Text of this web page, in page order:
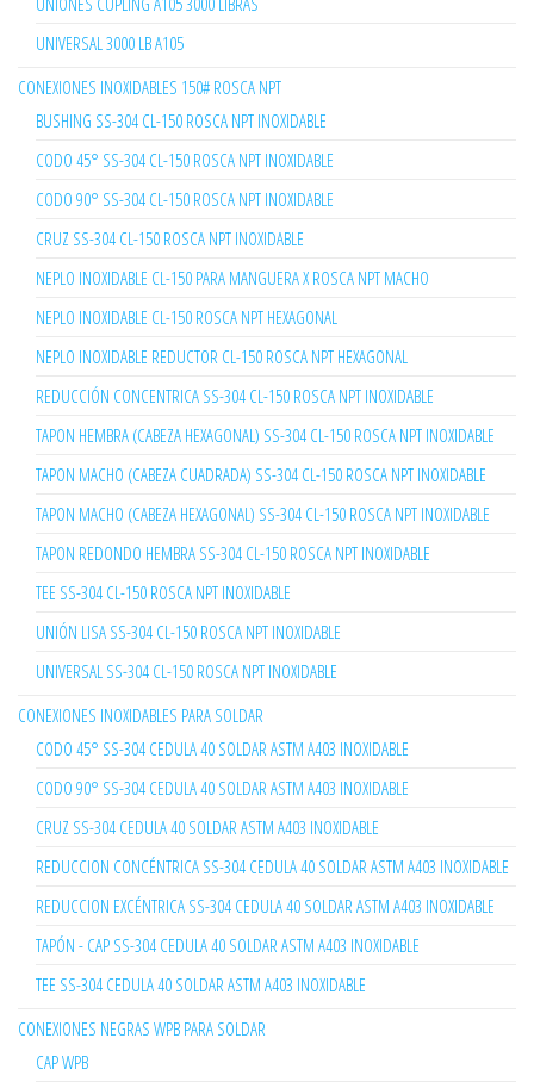
UNIVERSAL 3000 LB A105
CONEXIONES INOXIDABLES 150# ROSCA NPT
BUSHING SS-304 CL-150 ROSCA NPT INOXIDABLE
CODO 45° SS-304 CL-150 ROSCA NPT INOXIDABLE
CODO 90° SS-304 CL-150 ROSCA NPT INOXIDABLE
CRUZ SS-304 CL-150 ROSCA NPT INOXIDABLE
NEPLO INOXIDABLE CL-150 PARA MANGUERA X ROSCA NPT MACHO
NEPLO INOXIDABLE CL-150 ROSCA NPT HEXAGONAL
NEPLO INOXIDABLE REDUCTOR CL-150 ROSCA NPT HEXAGONAL
REDUCCIÓN CONCENTRICA SS-304 CL-150 ROSCA NPT INOXIDABLE
TAPON HEMBRA (CABEZA HEXAGONAL) SS-304 CL-150 ROSCA NPT INOXIDABLE
TAPON MACHO (CABEZA CUADRADA) SS-304 CL-150 ROSCA NPT INOXIDABLE
TAPON MACHO (CABEZA HEXAGONAL) SS-304 CL-150 ROSCA NPT INOXIDABLE
TAPON REDONDO HEMBRA SS-304 CL-150 ROSCA NPT INOXIDABLE
TEE SS-304 CL-150 ROSCA NPT INOXIDABLE
UNIÓN LISA SS-304 CL-150 ROSCA NPT INOXIDABLE
UNIVERSAL SS-304 CL-150 ROSCA NPT INOXIDABLE
CONEXIONES INOXIDABLES PARA SOLDAR
CODO 45° SS-304 CEDULA 40 SOLDAR ASTM A403 INOXIDABLE
CODO 90° SS-304 CEDULA 40 SOLDAR ASTM A403 INOXIDABLE
CRUZ SS-304 CEDULA 40 SOLDAR ASTM A403 INOXIDABLE
REDUCCION CONCÉNTRICA SS-304 CEDULA 40 SOLDAR ASTM A403 INOXIDABLE
REDUCCION EXCÉNTRICA SS-304 CEDULA 40 SOLDAR ASTM A403 INOXIDABLE
TAPÓN - CAP SS-304 CEDULA 40 SOLDAR ASTM A403 INOXIDABLE
TEE SS-304 CEDULA 40 SOLDAR ASTM A403 INOXIDABLE
CONEXIONES NEGRAS WPB PARA SOLDAR
CAP WPB